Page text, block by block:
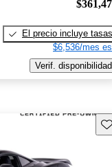
El precio incluye tasas
$6,536/mes
Verif. disponibilidad